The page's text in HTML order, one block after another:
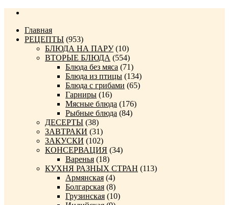
Главная
РЕЦЕПТЫ (953)
БЛЮДА НА ПАРУ(10)
ВТОРЫЕ БЛЮДА (554)
Блюда без мяса (71)
Блюда из птицы (134)
Блюда с грибами (65)
Гарниры (16)
Мясные блюда (176)
Рыбные блюда (84)
ДЕСЕРТЫ (38)
ЗАВТРАКИ (31)
ЗАКУСКИ (102)
КОНСЕРВАЦИЯ (34)
Варенья (18)
КУХНЯ РАЗНЫХ СТРАН (113)
Армянская (4)
Болгарская (8)
Грузинская (10)